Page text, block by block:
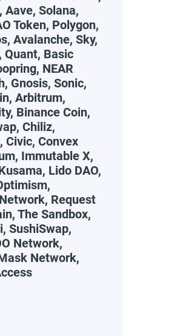
Aave, Solana,
Token, Polygon,
Avalanche, Sky,
Quant, Basic
NEAR
Gnosis, Sonic,
Arbitrum,
Binance Coin,
Chiliz,
Civic, Convex
Immutable X,
Lido DAO,
Request
The Sandbox,
SushiSwap,
Network,
Network,